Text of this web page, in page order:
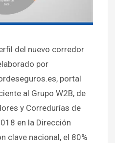
del nuevo corredor
por
portal
al Grupo W2B, de
y Corredurías de
en la Dirección
clave nacional, el 80%